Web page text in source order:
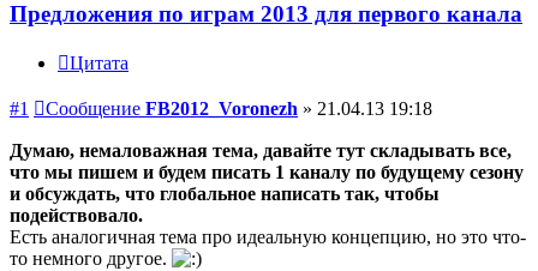
Предложения по играм 2013 для первого канала
Цитата
#1 Сообщение FB2012_Voronezh » 21.04.13 19:18
Думаю, немаловажная тема, давайте тут складывать все,
что мы пишем и будем писать 1 каналу по будущему сезону
и обсуждать, что глобальное написать так, чтобы
подействовало.
Есть аналогичная тема про идеальную концепцию, но это что-
то немного другое.